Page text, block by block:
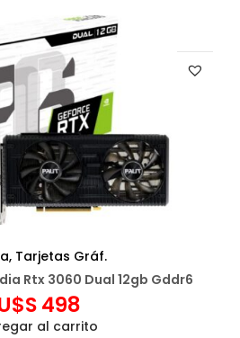
, Tarjetas Gráf.
Rtx 3060 Dual 12gb Gddr6
498
al carrito